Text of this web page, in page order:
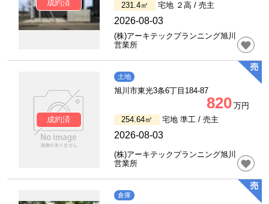
成約済
231.4㎡
宅地 ２高 / 売主
2026-08-03
(株)アーキテックプランニング旭川
営業所
成約済
土地
旭川市東光3条6丁目184-87
820 万円
254.64㎡
宅地 準工 / 売主
2026-08-03
(株)アーキテックプランニング旭川
営業所
倉庫